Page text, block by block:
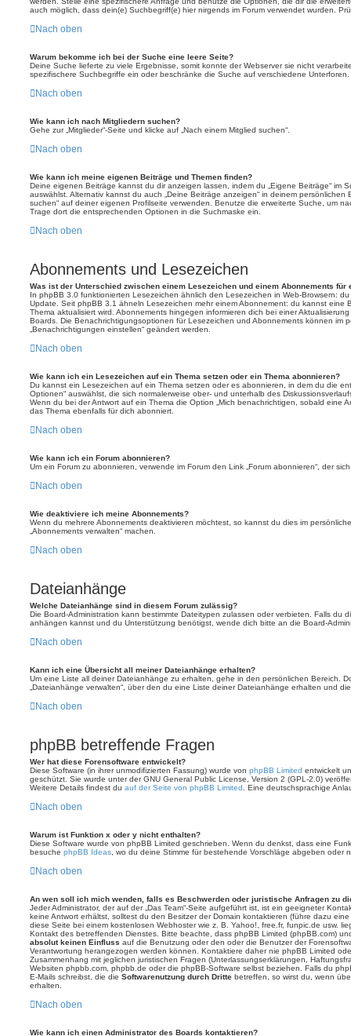
auch möglich, dass dein(e) Suchbegriff(e) hier nirgends im Forum verwendet wurden.
Nach oben
Warum bekomme ich bei der Suche eine leere Seite?
Deine Suche lieferte zu viele Ergebnisse, somit konnte der Webserver sie nicht
spezifischere Suchbegriffe ein oder beschränke die Suche auf verschiedene Unterforen.
Nach oben
Wie kann ich nach Mitgliedern suchen?
Gehe zur „Mitglieder“-Seite und klicke auf „Nach einem Mitglied suchen“.
Nach oben
Wie kann ich meine eigenen Beiträge und Themen finden?
Deine eigenen Beiträge kannst du dir anzeigen lassen, indem du „Eigene Beiträge“ im
auswählst. Alternativ kannst du auch „Deine Beiträge anzeigen“ in deinem persönlichen
suchen“ auf deiner eigenen Profilseite verwenden. Benutze die erweiterte Suche, um
Trage dort die entsprechenden Optionen in die Suchmaske ein.
Nach oben
Abonnements und Lesezeichen
Was ist der Unterschied zwischen einem Lesezeichen und einem Abonnements für
In phpBB 3.0 funktionierten Lesezeichen ähnlich den Lesezeichen in Web-Browsern:
Update. Seit phpBB 3.1 ähneln Lesezeichen mehr einem Abonnement: du kannst eine
Thema aktualisiert wird. Abonnements hingegen informieren dich bei einer
Boards. Die Benachrichtigungsoptionen für Lesezeichen und Abonnements können im
„Benachrichtigungen einstellen“ geändert werden.
Nach oben
Wie kann ich ein Lesezeichen auf ein Thema setzen oder ein Thema abonnieren?
Du kannst ein Lesezeichen auf ein Thema setzen oder es abonnieren, in dem du die
Optionen“ auswählst, die sich normalerweise ober- und unterhalb des
Wenn du bei der Antwort auf ein Thema die Option „Mich benachrichtigen, sobald eine
das Thema ebenfalls für dich abonniert.
Nach oben
Wie kann ich ein Forum abonnieren?
Um ein Forum zu abonnieren, verwende im Forum den Link „Forum abonnieren“, der
Nach oben
Wie deaktiviere ich meine Abonnements?
Wenn du mehrere Abonnements deaktivieren möchtest, so kannst du dies im
„Abonnements verwalten“ machen.
Nach oben
Dateianhänge
Welche Dateianhänge sind in diesem Forum zulässig?
Die Board-Administration kann bestimmte Dateitypen zulassen oder verbieten. Falls du
anhängen kannst und du Unterstützung benötigst, wende dich bitte an die Board-
Nach oben
Kann ich eine Übersicht all meiner Dateianhänge erhalten?
Um eine Liste all deiner Dateianhänge zu erhalten, gehe in den persönlichen Bereich.
„Dateianhänge verwalten“, über den du eine Liste deiner Dateianhänge erhalten und
Nach oben
phpBB betreffende Fragen
Wer hat diese Forensoftware entwickelt?
Diese Software (in ihrer unmodifizierten Fassung) wurde von phpBB Limited entwickelt
geschützt. Sie wurde unter der GNU General Public License, Version 2 (GPL-2.0)
Weitere Details findest du auf der Seite von phpBB Limited . Eine deutschsprachige
Nach oben
Warum ist Funktion x oder y nicht enthalten?
Diese Software wurde von phpBB Limited geschrieben. Wenn du denkst, dass eine
besuche phpBB Ideas , wo du deine Stimme für bestehende Vorschläge abgeben oder
Nach oben
An wen soll ich mich wenden, falls es Beschwerden oder juristische Anfragen zu
Jeder Administrator, der auf der „Das Team“-Seite aufgeführt ist, ist ein geeigneter
keine Antwort erhältst, solltest du den Besitzer der Domain kontaktieren (führe dazu eine
diese Seite bei einem kostenlosen Webhoster wie z. B. Yahoo!, free.fr, funpic.de usw.
Kontakt des betreffenden Dienstes. Bitte beachte, dass phpBB Limited (phpBB.com)
absolut keinen Einfluss auf die Benutzung oder den oder die Benutzer der
Verantwortung herangezogen werden können. Kontaktiere daher nie phpBB Limited
Zusammenhang mit jeglichen juristischen Fragen (Unterlassungserklärungen,
Websiten phpbb.com, phpbb.de oder die phpBB-Software selbst beziehen. Falls du
E-Mails schreibst, die die Softwarenutzung durch Dritte betreffen, so wirst du, wenn
erhalten.
Nach oben
Wie kann ich einen Administrator des Boards kontaktieren?